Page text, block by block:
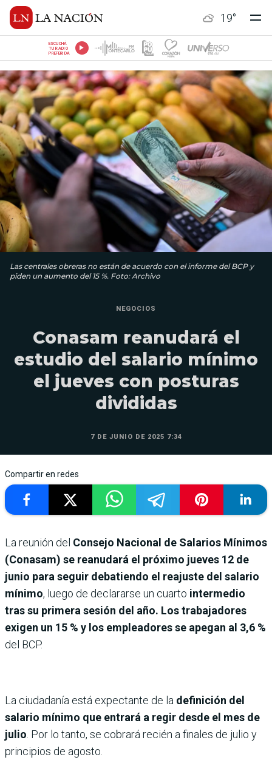
19°
ESCUCHÁ
TU RADIO
PREFERIDA
Las centrales obreras no están de acuerdo con el informe del BCP y
piden un aumento del 15 %. Foto: Archivo
NEGOCIOS
Conasam reanudará el
estudio del salario mínimo
el jueves con posturas
divididas
7 DE JUNIO DE 2025 7:34
Compartir en redes
La reunión del Consejo Nacional de Salarios Mínimos
(Conasam) se reanudará el próximo jueves 12 de
junio para seguir debatiendo el reajuste del salario
mínimo, luego de declararse un cuarto intermedio
tras su primera sesión del año. Los trabajadores
exigen un 15 % y los empleadores se apegan al 3,6 %
del BCP.
La ciudadanía está expectante de la definición del
salario mínimo que entrará a regir desde el mes de
julio . Por lo tanto, se cobrará recién a finales de julio y
principios de agosto.